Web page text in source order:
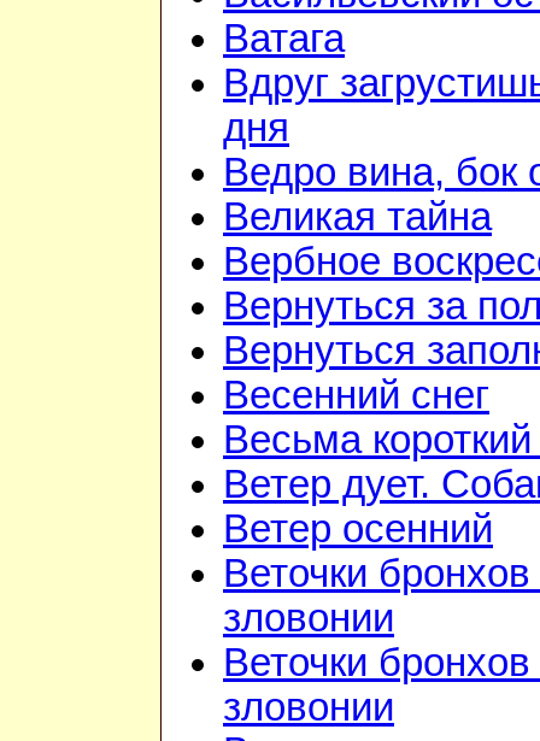
Ватага
Вдруг
дня
Ведро вина, бок
Великая тайна
Вербное
Вернуться за
Вернуться
Весенний снег
Весьма
Ветер дует.
Ветер осенний
Веточки
зловонии
Веточки
зловонии